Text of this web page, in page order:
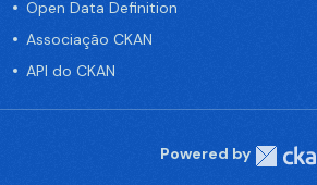
Open Data Definition
Associação CKAN
API do CKAN
Powered by